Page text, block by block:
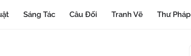
Sáng Tác Câu Đối Tranh Vẽ Thư Pháp